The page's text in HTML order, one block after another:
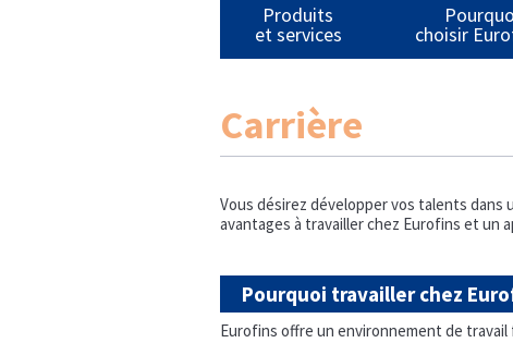
Produits
et services choisir
Carrière
Vous désirez développer vos talents dans
avantages à travailler chez Eurofins et un
Pourquoi travailler chez
Eurofins offre un environnement de travail